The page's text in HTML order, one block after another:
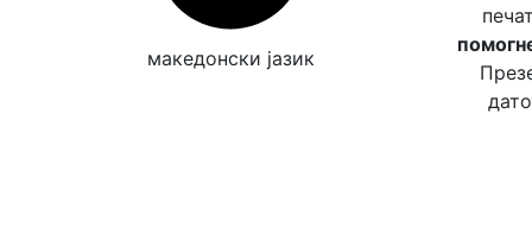
македонски јазик